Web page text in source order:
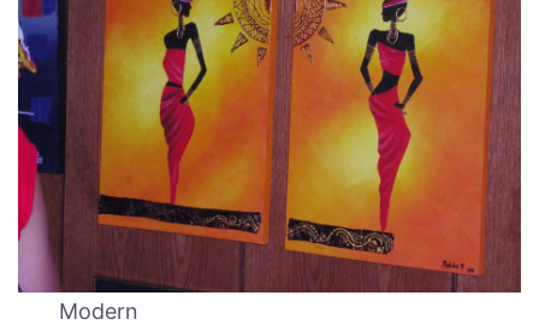
Modern